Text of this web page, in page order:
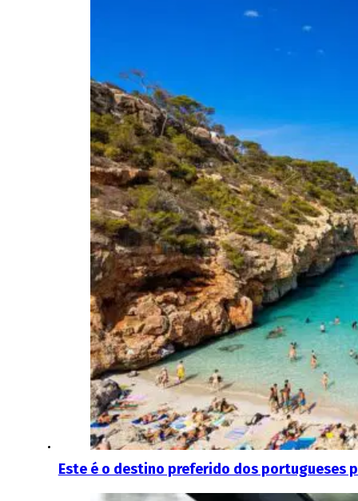
Este é o destino preferido dos portugueses